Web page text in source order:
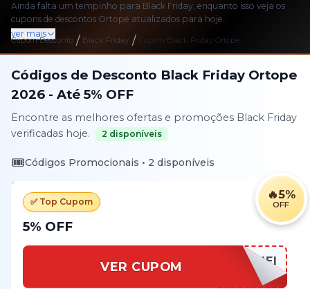
Ainda falta um tempinho para Black Friday, enquanto isso veja os
cupons de descontos Ortope atualizados para hoje..
ver mais
Cupom Desconto / Black Friday / Cupom Black Friday Ortope
Códigos de Desconto Black Friday Ortope
2026 - Até5% OFF
Encontre as melhores ofertas e promoções Black Friday
verificadas hoje.
2 disponíveis
🎟️Códigos Promocionais • 2 disponíveis
🔥5%
OFF
✅ Top Cupom
5% OFF
VER CUPOM EUFIQUEI